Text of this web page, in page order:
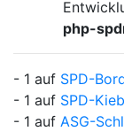
php-
- 1 auf SPD-
- 1 auf SPD-
- 1 auf ASG-